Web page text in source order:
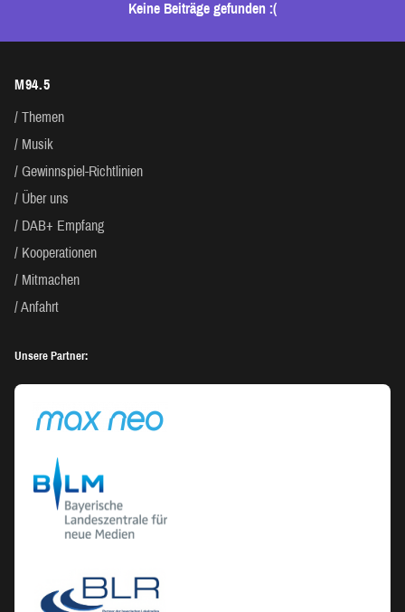
Keine Beiträge gefunden :(
M94.5
Themen
Musik
Gewinnspiel-Richtlinien
Über uns
DAB+ Empfang
Kooperationen
Mitmachen
Anfahrt
Unsere Partner: